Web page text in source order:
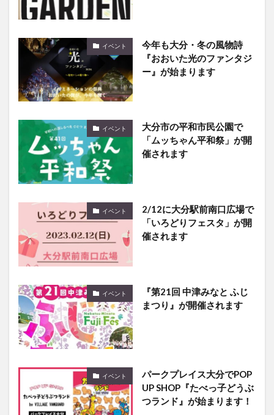
イベント
今年も大分・冬の風物詩
『おおいた光のファンタジ
ー』が始まります
イベント
大分市の平和市民公園で
「ムッちゃん平和祭」が開
催されます
イベント
2/12に大分駅前南口広場で
「いろどりフェスタ」が開
催されます
イベント
『第21回 中津みなと ふじ
まつり』が開催されます
イベント
パークプレイス大分でPOP
UP SHOP『たべっ子どうぶ
つランド』が始まります！